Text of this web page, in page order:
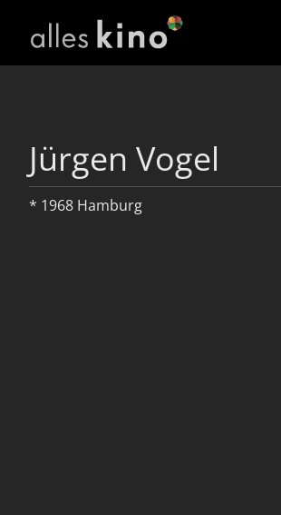
Jürgen Vogel
* 1968 Hamburg